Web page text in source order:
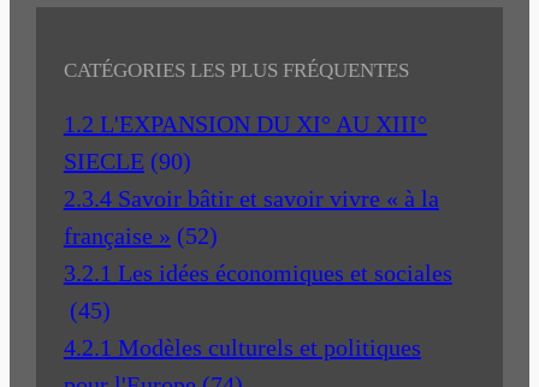
CATÉGORIES LES PLUS FRÉQUENTES
1.2 L'EXPANSION DU XI° AU XIII°
SIECLE (90)
2.3.4 Savoir bâtir et savoir vivre « à la
française » (52)
3.2.1 Les idées économiques et sociales
(45)
4.2.1 Modèles culturels et politiques